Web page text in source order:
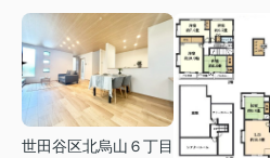
世田谷区北烏山６丁目